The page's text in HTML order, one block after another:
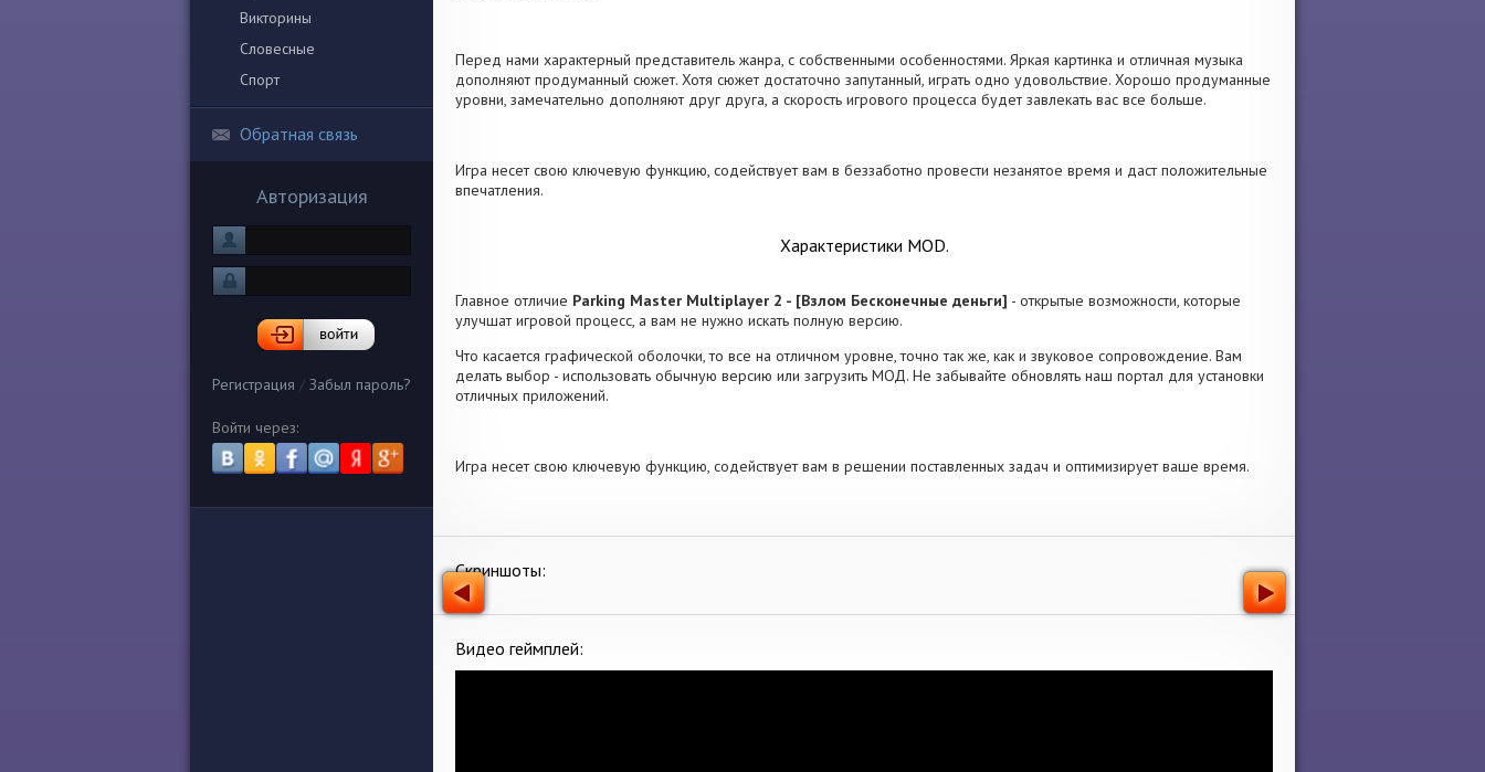
Викторины
Словесные
Спорт
Обратная связь
Авторизация
Регистрация / Забыл пароль?
Войти через:
Перед нами характерный представитель жанра, с собственными особенностями. Яркая картинка и отличная музыка
дополняют продуманный сюжет. Хотя сюжет достаточно запутанный, играть одно удовольствие. Хорошо продуманные
уровни, замечательно дополняют друг друга, а скорость игрового процесса будет завлекать вас все больше.
Игра несет свою ключевую функцию, содействует вам в беззаботно провести незанятое время и даст положительные
впечатления.
Характеристики MOD.
Главное отличие Parking Master Multiplayer 2 - [Взлом Бесконечные деньги] - открытые возможности, которые
улучшат игровой процесс, а вам не нужно искать полную версию.
Что касается графической оболочки, то все на отличном уровне, точно так же, как и звуковое сопровождение. Вам
делать выбор - использовать обычную версию или загрузить МОД. Не забывайте обновлять наш портал для установки
отличных приложений.
Игра несет свою ключевую функцию, содействует вам в решении поставленных задач и оптимизирует ваше время.
Скриншоты:
Видео геймплей: